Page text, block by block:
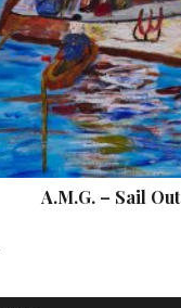
A.M.G. – Sail Out